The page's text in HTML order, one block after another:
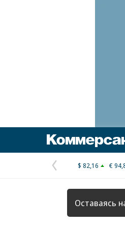
Предыдущая
страница
$ 82,16 €
Оставаясь